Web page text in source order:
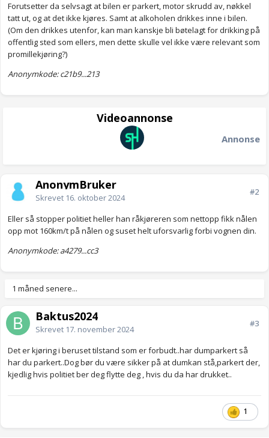
Forutsetter da selvsagt at bilen er parkert, motor skrudd av, nøkkel
tatt ut, og at det ikke kjøres. Samt at alkoholen drikkes inne i bilen.
(Om den drikkes utenfor, kan man kanskje bli bøtelagt for drikking på
offentlig sted som ellers, men dette skulle vel ikke være relevant som
promillekjøring?)
Anonymkode: c21b9...213
Videoannonse
Annonse
AnonymBruker
Skrevet 16. oktober 2024
#2
Eller så stopper politiet heller han råkjøreren som nettopp fikk nålen
opp mot 160km/t på nålen og suset helt uforsvarlig forbi vognen din.
Anonymkode: a4279...cc3
1 måned senere...
Baktus2024
Skrevet 17. november 2024
#3
Det er kjøring i beruset tilstand som er forbudt..har dumparkert så
har du parkert..Dog bør du være sikker på at dumkan stå,parkert der,
kjedlig hvis politiet ber deg flytte deg , hvis du da har drukket..
1